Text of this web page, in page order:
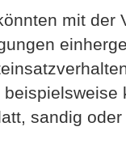
mit der
sandig